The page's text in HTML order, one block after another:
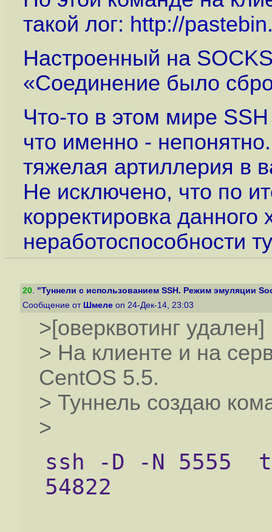
такой лог: http://
Настроенный на
«Соединение было
Что-то в этом мире
что именно -
тяжелая артиллерия в
Не исключено, что по
корректировка данного
неработоспособности
20. "Туннели с использованием SSH. Режим эмуляции
Сообщение от Шмеле on 24-Дек-14, 23:03
>[оверквотинг удален]
> На клиенте и на
CentOS 5.5.
> Туннель создаю
>
ssh -D -N 5555
54822